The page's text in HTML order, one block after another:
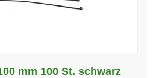
mm 100 St. schwarz